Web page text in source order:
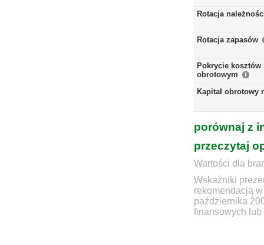
Rotacja
Rotacja zapasów
Pokrycie kosztów
obrotowym
Kapitał obrotowy
porównaj z
przeczytaj
Wartości dla
Wskaźniki
rekomendacją
października
finansowych lub